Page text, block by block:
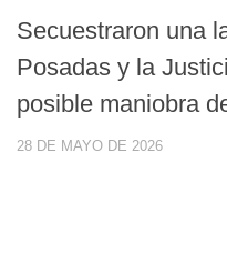
Secuestraron una
Posadas y la
posible maniobra
28 DE MAYO DE 2026